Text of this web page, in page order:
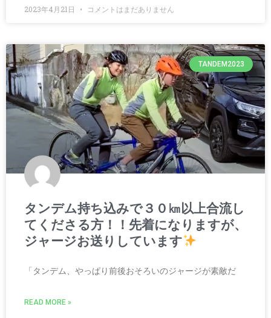
2023年4月21日 コメントはまだありません
TANDEM2023
タンデム持ち込みで３０㎞以上合流し
てくださる方！！先着になりますが、
ジャージお送りしています
「タンデム、やっぱり前後おそろいのジャージが素敵だ
READ MORE »